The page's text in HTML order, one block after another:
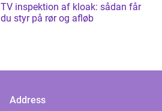
TV inspektion af kloak: sådan får
du styr på rør og afløb
Address